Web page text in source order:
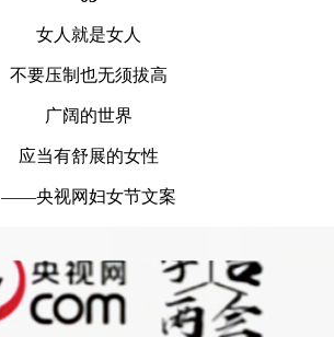
女人就是女人
不要压制也无须拔高
广阔的世界
应当有舒展的女性
——央视网妇女节文案